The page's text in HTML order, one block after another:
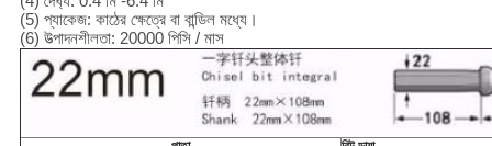
(5) প্যাকেজ: কাঠের ক্ষেত্রে বা বান্ডিল মধ্যে।
(6) উত্পাদনশীলতা: 20000 পিসি / মাস